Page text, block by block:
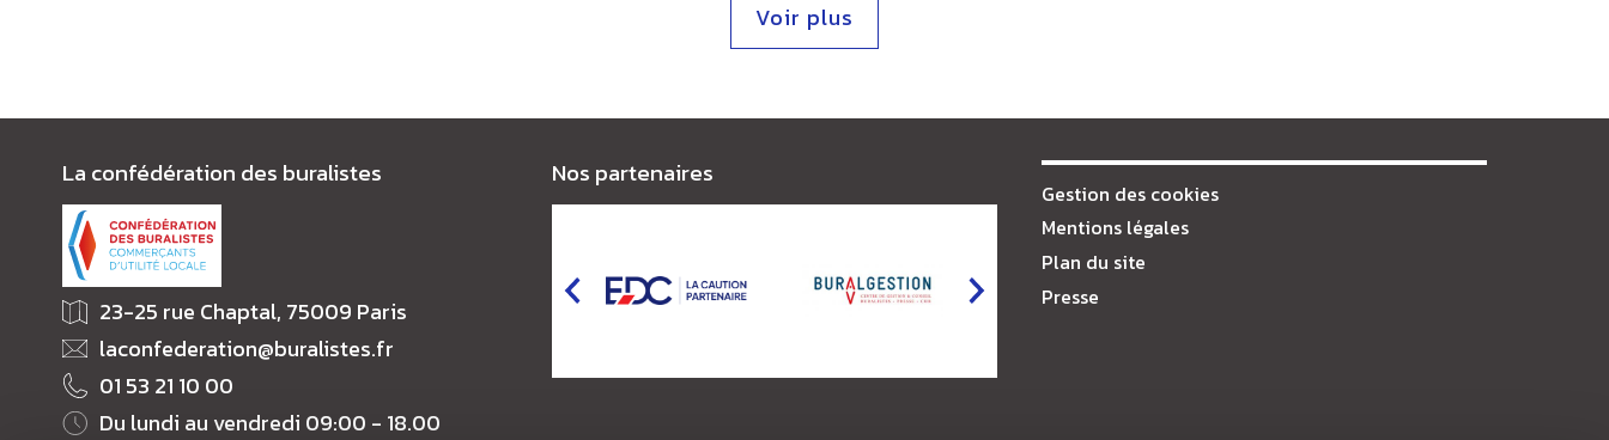
Voir plus
La confédération des buralistes
23-25 rue Chaptal, 75009 Paris
laconfederation@buralistes.fr
01 53 21 10 00
Du lundi au vendredi 09:00 - 18.00
Nos partenaires
Gestion des cookies
Mentions légales
Plan du site
Presse